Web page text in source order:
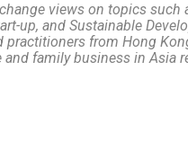
views on topics such
up, and Sustainable
practitioners from Hong
family business in Asia